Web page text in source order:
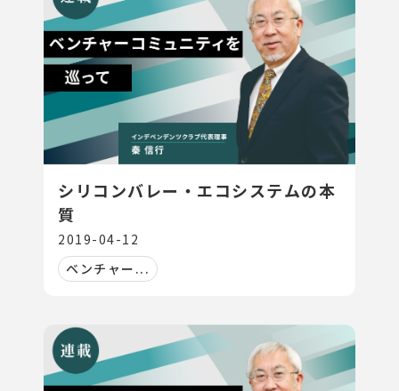
シリコンバレー・エコシステムの本
質
2019-04-12
ベンチャー...